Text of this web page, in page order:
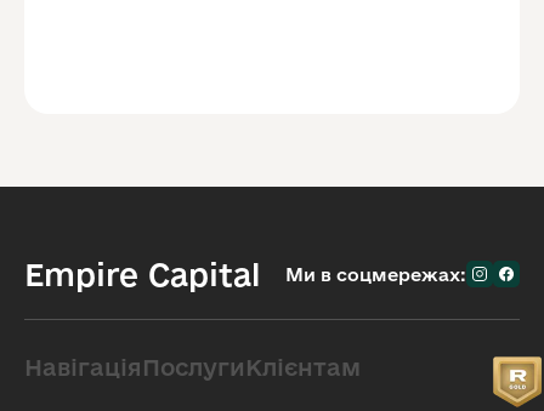
Empire Capital Ми в соцмережах:
НавігаціяПослугиКлієнтам